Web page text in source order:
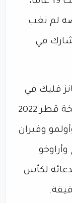
لم تغب
في
فليك في
كأس العالم للمرة الثانية بعد نسخة قطر 2022
وفيران
لكأس